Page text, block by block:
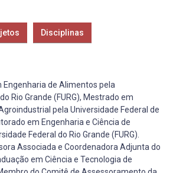
Disciplinas
Engenharia de Alimentos pela
Rio Grande (FURG), Mestrado em
pela Universidade Federal de
em Engenharia e Ciência de
Federal do Rio Grande (FURG).
Associada e Coordenadora Adjunta do
em Ciência e Tecnologia de